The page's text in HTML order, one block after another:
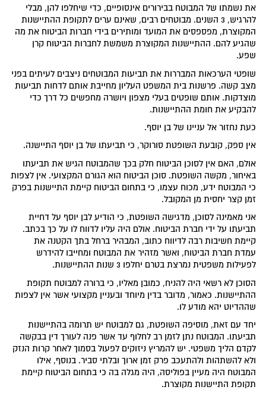
את נשמתו של המבוטח בבירורים אינסופיים, כדי שיחלפו להן, מבלי
להרגיש, 3 השנים. מבוטחים רבים, שאינם ערים לתקופת ההתיישנות
המקוצרת, מפספסים את המועד ומותירים בידי חברות הביטוח את מה
שהגיע להם. ההתיישנות המקוצרת משמשת לחברות הביטוח קרן
שפע.
שופטי הערכאות המבררות את תביעות המבוטחים ניצבים לעיתים בפני
מצב קשה. פרשנות בית המשפט העליון מחייבת אותם לדחות תביעות
מוצדקות. אותם שופטים בעלי מצפון ויושרה מחפשים כל דרך כדי
להבקיע את חומת ההתיישנות.
כעת נחזור אל עניינו של בן יוסף.
אין ספק, קובעת השופטת סורוקר, כי תביעתו של בן יוסף התיישנה.
אולם, האם אין לסוכן הביטוח חלק בכך שהמבוטח הגיש את תביעתו
באיחור, מקשה השופטת. סוכן הביטוח הוא הגורם המקצועי. אין לצפות
כי המבוטח ידע, מכוח עצמו, כי בתחום הביטוח קיימת התיישנות בפרק
זמן קצר יחסית מן המקובל.
אני מאמינה לסוכן, מדגישה השופטת, כי הודיע לבן יוסף על דחיית
תביעתו על ידי חברת הביטוח. אולם היה עליו לדווח לו על כך בכתב.
קיימת חשיבות רבה לדיווח כתוב, המבהיר ברחל בתך הקטנה את
עמדת חברת הביטוח, ואשר מזהיר את המבוטח ומחייבו להידרש
לפעילות משפטית נמרצת בטרם יחלפו 3 שנות ההתיישנות.
הסוכן לא רשאי היה להניח, כמובן מאליו, כי ברורה למבוטח תקופת
ההתיישנות. כאמור, מדובר בדין מיוחד ובעניין מקצועי אשר אין לצפות
שההדיוט יהא מודע לו.
יחד עם זאת, מוסיפה השופטת, גם למבוטח יש תרומה בהתיישנות
תביעתו. המבוטח נתן לזמן רב לחלוף עד אשר פנה לעורך דין בבקשה
לקדם הליך משפטי. יש להמריץ ניזוקים לפעול בסמוך לאחר קרות הנזק
ולא להשתהות ולהתעכב פרק זמן ארוך ובלתי סביר. בנוסף, אילו
המבוטח היה מעיין בפוליסה, היה מגלה בה כי בתחום הביטוח קיימת
תקופת התיישנות מקוצרת.